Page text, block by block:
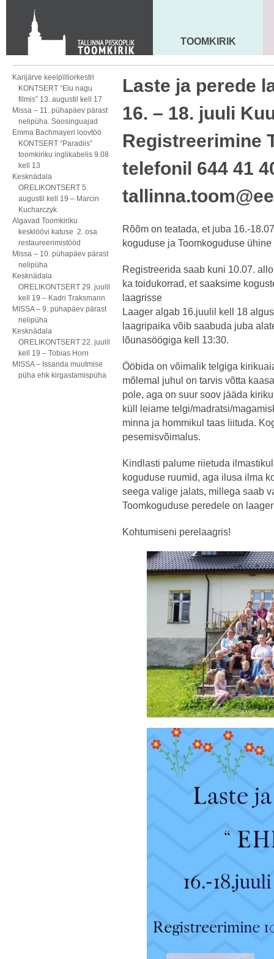
KONTAKT
Toom-Kooli 6, 10130 TALLINN
tallinna.toom@eelk.ee
MAARJA KIRIK
TOOMKIRIK
Karijärve keelpilliorkestri
KONTSERT “Elu nagu
filmis” 13. augustil kell 17
Missa – 11. pühapäev pärast
nelipüha. Soosinguajad
Emma Bachmayeri loovtöö
KONTSERT “Paradiis”
toomkiriku inglikabelis 9.08
kell 13
Kesknädala
ORELIKONTSERT 5.
augustil kell 19 – Marcin
Kucharczyk
Algavad Toomkiriku
kesklöövi katuse 2. osa
restaureerimistööd
Missa – 10. pühapäev pärast
nelipüha
Kesknädala
ORELIKONTSERT 29. juulil
kell 19 – Kadri Traksmann
MISSA – 9. pühapäev pärast
nelipüha
Kesknädala
ORELIKONTSERT 22. juulil
kell 19 – Tobias Horn
MISSA – Issanda muutmise
püha ehk kirgastamispüha
Laste ja perede
16. – 18. juuli
Registreerimine
telefonil 644 41
Rõõm on teatada, et juba 16.-
koguduse ja Toomkoguduse ühine
Registreerida saab kuni 10.07.
ka toidukorrad, et saaksime
laagrisse
Laager algab 16.juulil kell 18
laagripaika võib saabuda juba
lõunasöögiga kell 13:30.
Ööbida on võimalik telgiga
mõlemal juhul on tarvis võtta
pole, aga on suur soov jääda
küll leiame telgi/madratsi/
minna ja hommikul taas liituda.
pesemisvõimalus.
Kindlasti palume riietuda
koguduse ruumid, aga ilusa ilma
seega valige jalats, millega saab
Toomkoguduse peredele on
Kohtumiseni perelaagris!